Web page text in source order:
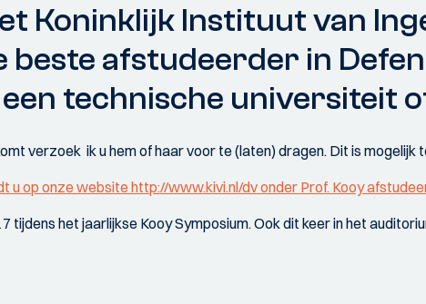
Koninklijk Instituut van
beste afstudeerder in
technische universiteit
verzoek ik u hem of haar voor te (laten) dragen. Dit is mogelijk
op onze website http://www.kivi.nl/dv onder Prof. Kooy
het jaarlijkse Kooy Symposium. Ook dit keer in het